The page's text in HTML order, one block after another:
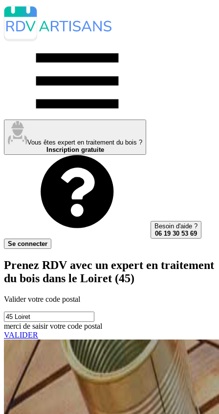
Vous êtes expert en traitement du bois ?
Inscription gratuite
Besoin d'aide ?
06 19 30 53 69
Se connecter
Prenez RDV avec un expert en traitement
du bois dans le Loiret (45)
Valider votre code postal
merci de saisir votre code postal
VALIDER